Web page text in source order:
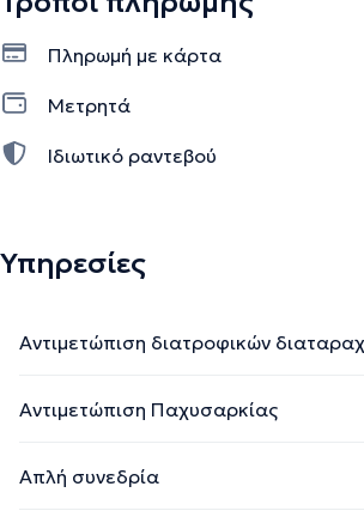
Πληρωμή με κάρτα
Μετρητά
Ιδιωτικό ραντεβού
Υπηρεσίες
Αντιμετώπιση διατροφικών
Αντιμετώπιση Παχυσαρκίας
Απλή συνεδρία